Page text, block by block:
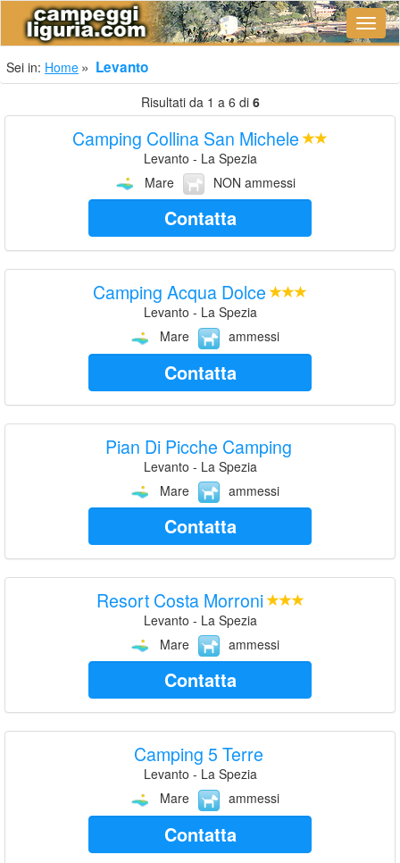
Sei in: Home Levanto
Risultati da 1 a 6 di 6
Camping Collina San Michele
Levanto - La Spezia
Mare
NON ammessi
Contatta
Camping Acqua Dolce
Levanto - La Spezia
Mare
ammessi
Contatta
Pian Di Picche Camping
Levanto - La Spezia
Mare
ammessi
Contatta
Resort Costa Morroni
Levanto - La Spezia
Mare
ammessi
Contatta
Camping 5 Terre
Levanto - La Spezia
Mare
ammessi
Contatta